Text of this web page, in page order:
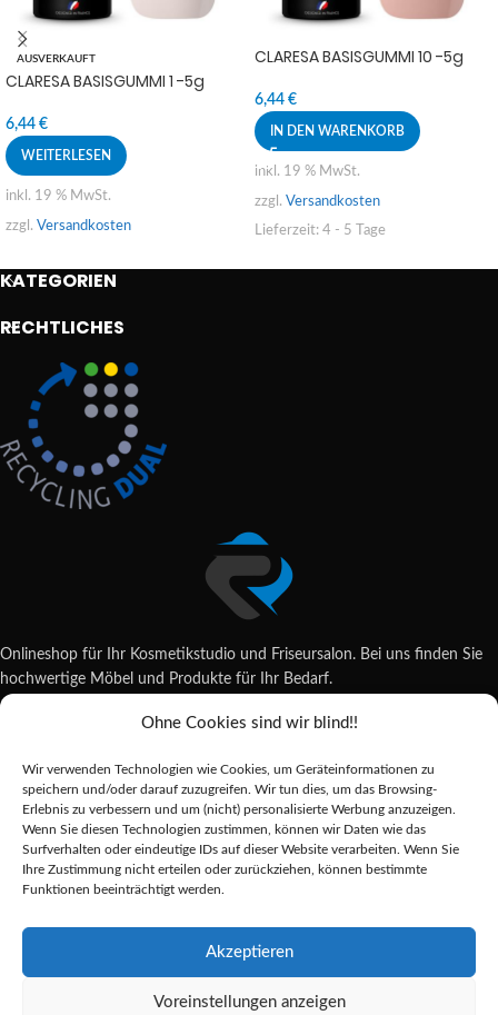
Ohne Cookies sind wir blind!!
Wir verwenden Technologien wie Cookies, um Geräteinformationen zu
speichern und/oder darauf zuzugreifen. Wir tun dies, um das Browsing-
Erlebnis zu verbessern und um (nicht) personalisierte Werbung anzuzeigen.
Wenn Sie diesen Technologien zustimmen, können wir Daten wie das
Surfverhalten oder eindeutige IDs auf dieser Website verarbeiten. Wenn Sie
Ihre Zustimmung nicht erteilen oder zurückziehen, können bestimmte
Funktionen beeinträchtigt werden.
Akzeptieren
Voreinstellungen anzeigen
AUSVERKAUFT
CLARESA BASISGUMMI 1 -5g
6,44 €
WEITERLESEN
inkl. 19 % MwSt.
zzgl. Versandkosten
CLARESA BASISGUMMI 10 -5g
6,44 €
IN DEN WARENKORB
inkl. 19 % MwSt.
zzgl. Versandkosten
Lieferzeit: 4 - 5 Tage
KATEGORIEN
RECHTLICHES
Onlineshop für Ihr Kosmetikstudio und Friseursalon. Bei uns finden Sie
hochwertige Möbel und Produkte für Ihr Bedarf.
Wildsachsener Str. 6, 65207 Wiesbaden
shop@reda-shop.de
REDA SHOP - Hochwertige Studio Ausstattung
2025.
Alle Preise inkl. der gesetzlichen MwSt.
Die durchgestrichenen Preise entsprechen dem bisherigen Preis in diesem
Online-Shop.